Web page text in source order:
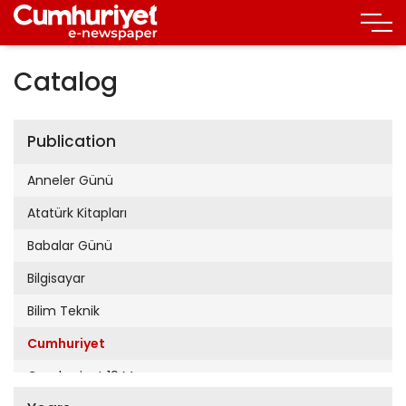
Catalog
Publication
Anneler Günü
Atatürk Kitapları
Babalar Günü
Bilgisayar
Bilim Teknik
Cumhuriyet
Cumhuriyet 19 Mayıs